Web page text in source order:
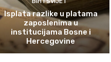
Isplata razlike u platama
zaposlenima u
institucijama Bosne i
Hercegovine